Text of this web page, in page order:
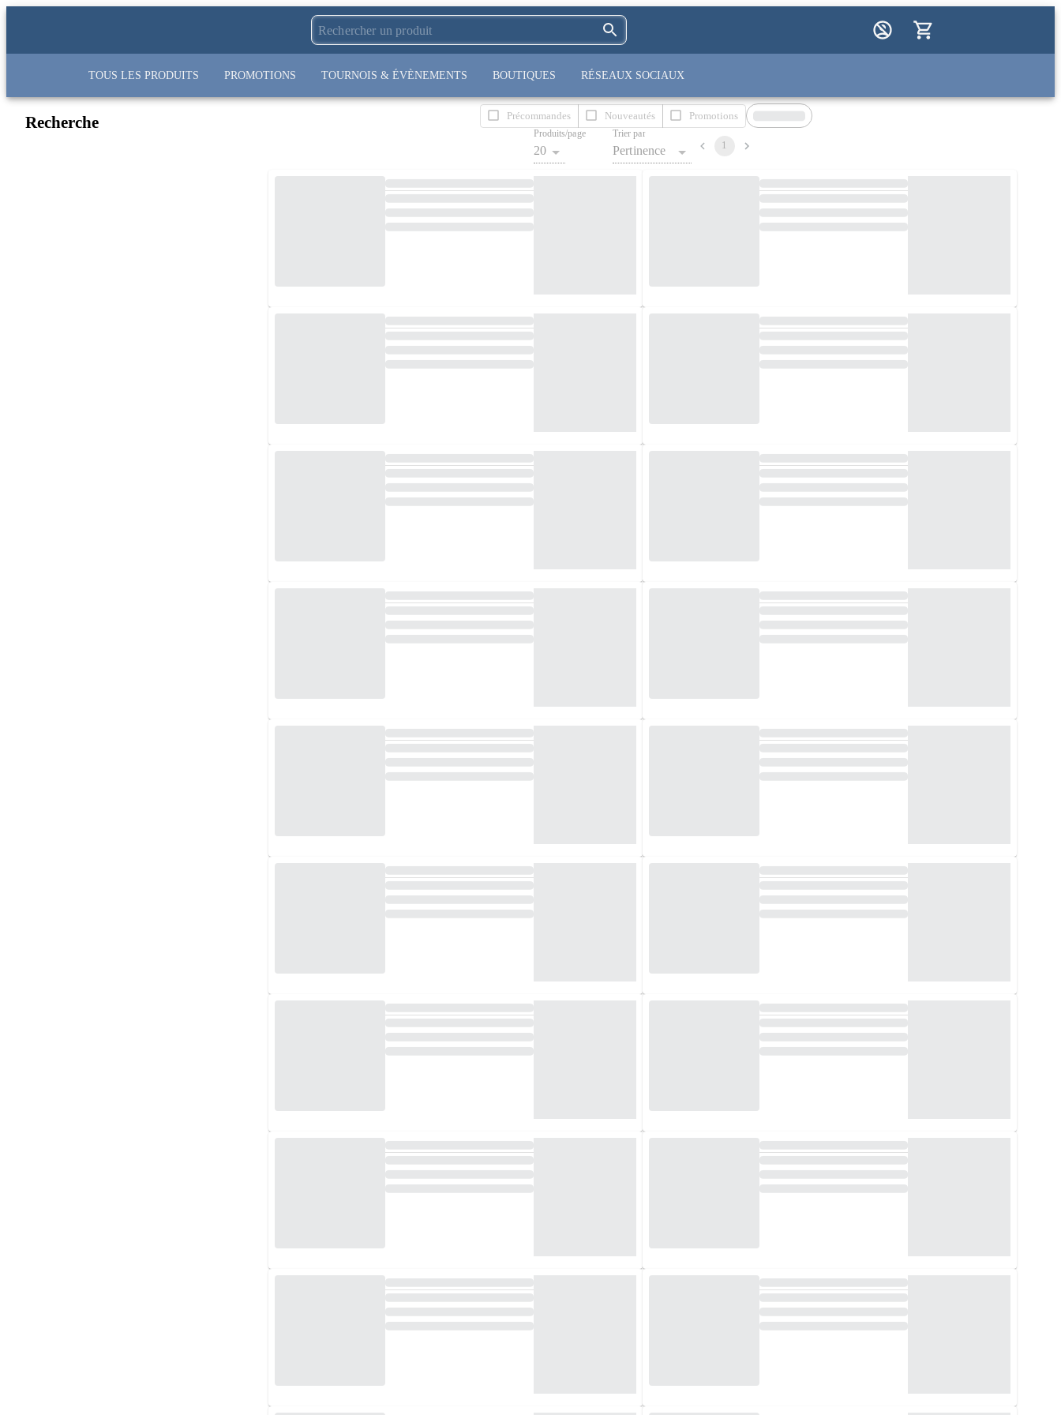
TOUS LES PRODUITS PROMOTIONS TOURNOIS & ÉVÈNEMENTS BOUTIQUES RÉSEAUX SOCIAUX
Recherche Précommandes Nouveautés Promotions
Produits/page
20
Trier par
Pertinence 1